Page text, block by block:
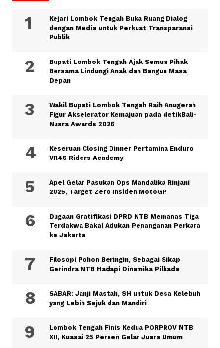
Kejari Lombok Tengah Buka Ruang Dialog
dengan Media untuk Perkuat Transparansi
Publik
Bupati Lombok Tengah Ajak Semua Pihak
Bersama Lindungi Anak dan Bangun Masa
Depan
Wakil Bupati Lombok Tengah Raih Anugerah
Figur Akselerator Kemajuan pada detikBali-
Nusra Awards 2026
Keseruan Closing Dinner Pertamina Enduro
VR46 Riders Academy
Apel Gelar Pasukan Ops Mandalika Rinjani
2025, Target Zero Insiden MotoGP
Dugaan Gratifikasi DPRD NTB Memanas Tiga
Terdakwa Bakal Adukan Penanganan Perkara
ke Jakarta
Filosopi Pohon Beringin, Sebagai Sikap
Gerindra NTB Hadapi Dinamika Pilkada
SABAR: Janji Mastah, SH untuk Desa Kelebuh
yang Lebih Sejuk dan Mandiri
Lombok Tengah Finis Kedua PORPROV NTB
XII, Kuasai 25 Persen Gelar Juara Umum